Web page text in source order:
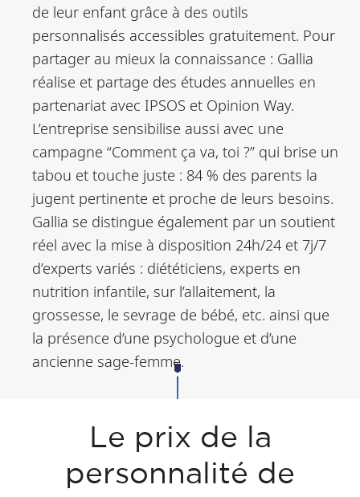
de leur enfant grâce à des outils
personnalisés accessibles gratuitement. Pour
partager au mieux la connaissance : Gallia
réalise et partage des études annuelles en
partenariat avec IPSOS et Opinion Way.
L’entreprise sensibilise aussi avec une
campagne “Comment ça va, toi ?” qui brise un
tabou et touche juste : 84 % des parents la
jugent pertinente et proche de leurs besoins.
Gallia se distingue également par un soutient
réel avec la mise à disposition 24h/24 et 7j/7
d’experts variés : diététiciens, experts en
nutrition infantile, sur l’allaitement, la
grossesse, le sevrage de bébé, etc. ainsi que
la présence d’une psychologue et d’une
ancienne sage-femme.
Le prix de la
personnalité de